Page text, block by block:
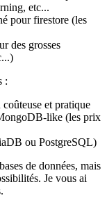
etc...
pour firestore (les
des grosses
:
coûteuse et pratique
like (les prix
ou PostgreSQL)
de données, mais
Je vous ai